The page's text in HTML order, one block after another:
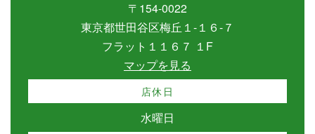
〒154-0022
東京都世田谷区梅丘１-１６-７
フラット１１６７ １F
マップを見る
店休日
水曜日